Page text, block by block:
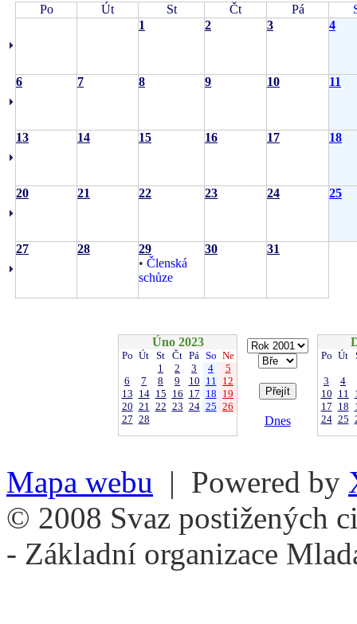
Po Út St Čt Pá
1
2 3 4
6 7 8 9 10 11
13 14 15 16 17 18
20 21 22 23 24 25
27 28
29
• Členská
schůze
30 31
Úno 2023
Po Út St Čt Pá So Ne
1
2 3 4
5
6
7 8 9 10 11 12
13 14 15 16 17 18 19
20 21 22 23 24 25 26
27 28 Dnes
Po Út
3
4
10 11
17 18
24 25
Mapa webu | Powered by
© 2008 Svaz postižených
- Základní organizace